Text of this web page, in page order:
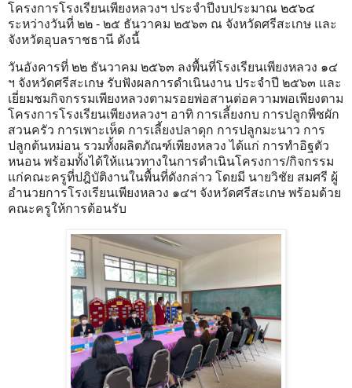
โครงการโรงเรียนเพียงหลวงฯ ประจำปีงบประมาณ ๒๕๖๔
ระหว่างวันที่ ๒๒ - ๒๕ ธันวาคม ๒๕๖๓ ณ จังหวัดศรีสะเกษ และ
จังหวัดอุบลราชธานี ดังนี้
วันอังคารที่ ๒๒ ธันวาคม ๒๕๖๓ ลงพื้นที่โรงเรียนเพียงหลวง ๑๔
ฯ จังหวัดศรีสะเกษ รับฟังผลการดำเนินงาน ประจำปี ๒๕๖๓ และ
เยี่ยมชมกิจกรรมเพียงหลวงตามรอยพ่อสานต่อความพอเพียงตาม
โครงการโรงเรียนเพียงหลวงฯ อาทิ การเลี้ยงกบ การปลูกพืชผัก
สวนครัว การเพาะเห็ด การเลี้ยงปลาดุก การปลูกมะนาว การ
ปลูกต้นหม่อน รวมทั้งผลิตภัณฑ์เพียงหลวง ได้แก่ การทำอิฐตัว
หนอน พร้อมทั้งได้ให้แนวทางในการดำเนินโครงการ/กิจกรรม
เเก่คณะครูที่ปฎิบัติงานในพื้นที่ดังกล่าว โดยมี นายวิชัย สมศรี ผู้
อำนวยการโรงเรียนเพียงหลวง ๑๔ฯ จังหวัดศรีสะเกษ พร้อมด้วย
คณะครูให้การต้อนรับ